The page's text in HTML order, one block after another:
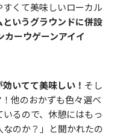
くて美味しいローカル
というグラウンドに併設
ーウゲーンアイイ
いてて美味しい！ そし
他のおかずも色々選べ
るので、休憩にはもっ
のか？」と聞かれたの